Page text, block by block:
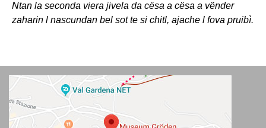
Ntan la seconda viera jivela da cësa a cësa a vënder
zaharin l nascundan bel sot te si chitl, ajache l fova pruibì.